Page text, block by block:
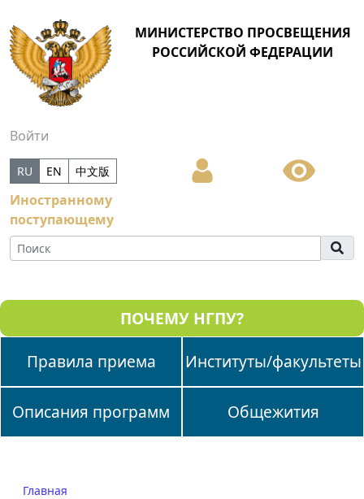
МИНИСТЕРСТВО ПРОСВЕЩЕНИЯ
РОССИЙСКОЙ ФЕДЕРАЦИИ
Войти
Иностранному
поступающему
RU EN 中文版
ПОЧЕМУ НГПУ?
Правила приема
Институты/факультеты
Описания программ Общежития
Главная